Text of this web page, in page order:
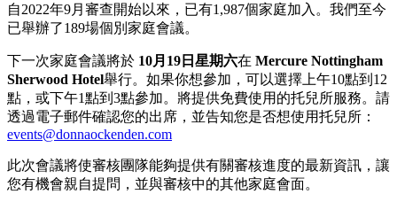
自2022年9月審查開始以來，已有1,987個家庭加入。我們至今
已舉辦了189場個別家庭會議。
下一次家庭會議將於 10月19日星期六在 Mercure Nottingham
Sherwood Hotel舉行。如果你想參加，可以選擇上午10點到12
點，或下午1點到3點參加。將提供免費使用的托兒所服務。請
透過電子郵件確認您的出席，並告知您是否想使用托兒所：
events@donnaockenden.com
此次會議將使審核團隊能夠提供有關審核進度的最新資訊，讓
您有機會親自提問，並與審核中的其他家庭會面。